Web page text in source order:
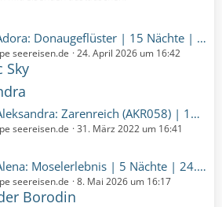
| 15 Nächte | 03.07.2027 bis 18.07.2027 (Samstag, 3. Juli 2027, 00:00 – Sonntag, 18. Juli 2027, 00:00)
seereisen.de 24. April 2026 um 16:42
Sky
(AKR058) | 19 Nächte | 28.09.2023 bis 17.10.2023 (Donnerstag, 28. September 2023, 00:00-Dienstag, 17. Oktober 2023, 00:00)
seereisen.de 31. März 2022 um 16:41
| 5 Nächte | 24.10.2026 bis 29.10.2026 (Samstag, 24. Oktober 2026, 00:00 – Donnerstag, 29. Oktober 2026, 00:00)
seereisen.de 8. Mai 2026 um 16:17
Borodin